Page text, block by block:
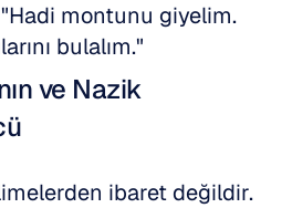
montunu giyelim.
bulalım."
ve Nazik
ibaret değildir.